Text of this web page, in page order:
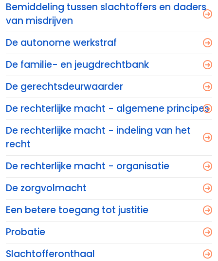
Bemiddeling tussen slachtoffers en daders
van misdrijven
De autonome werkstraf
De familie- en jeugdrechtbank
De gerechtsdeurwaarder
De rechterlijke macht - algemene principes
De rechterlijke macht - indeling van het
recht
De rechterlijke macht - organisatie
De zorgvolmacht
Een betere toegang tot justitie
Probatie
Slachtofferonthaal